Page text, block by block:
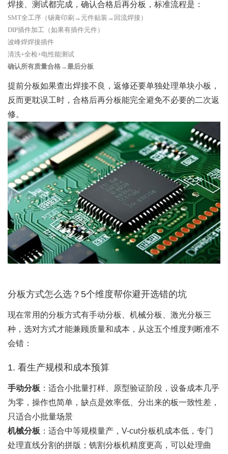
焊接、测试都完成，确认合格后再分板，标准流程是：
SMT全工序（锡膏印刷→元件贴装→回流焊接）
DIP插件加工（如果有插件元件）
波峰焊焊接插件
清洗+全检+电性能测试
确认所有质量合格→最后分板
提前分板如果查出焊接不良，返修还要单独处理单块小板，
反而更耽误工时，合格后再分板能完全避免不必要的二次返
修。
分板方式怎么选？5个维度帮你避开选错的坑
现在常用的分板方式有手动分板、机械分板、激光分板三
种，选对方式才能兼顾质量和成本，从这五个维度判断准不
会错：
1. 看生产规模和成本预算
手动分板 ‌：适合小批量打样、原型验证阶段，设备成本几乎
为零，操作也简单，缺点是效率低、分出来的板一致性差，
只适合小批量场景
机械分板 ‌：适合中等规模量产，V-cut分板机成本低，专门
处理直线分割的拼版；铣割分板机精度更高，可以处理曲